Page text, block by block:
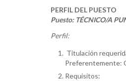
PERFIL DEL PUESTO
Puesto: TÉCNICO/A
Perfil:
Titulación
Preferentemente:
Requisitos: